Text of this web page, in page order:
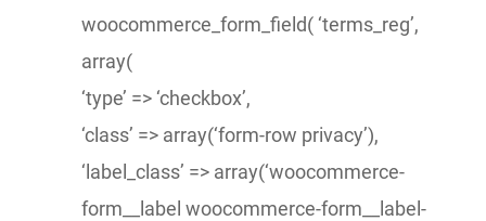
woocommerce_form_field( ‘terms_reg’,
array(
‘type’ => ‘checkbox’,
‘class’ => array(‘form-row privacy’),
‘label_class’ => array(‘woocommerce-
form__label woocommerce-form__label-